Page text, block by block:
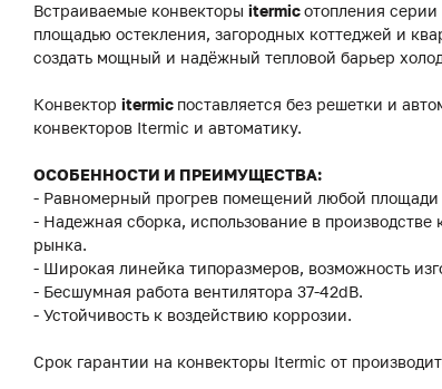
Встраиваемые конвекторы itermicотопления
площадью остекления, загородных коттеджей и
создать мощный и надёжный тепловой барьер
Конвектор itermic поставляется без решетки и
конвекторов Itermic и автоматику.
ОСОБЕННОСТИ И ПРЕИМУЩЕСТВА:
- Равномерный прогрев помещений любой
- Надежная сборка, использование в
рынка.
- Широкая линейка типоразмеров, возможность
- Бесшумная работа вентилятора 37-42dB.
- Устойчивость к воздействию коррозии.
Срок гарантии на конвекторы Itermic от